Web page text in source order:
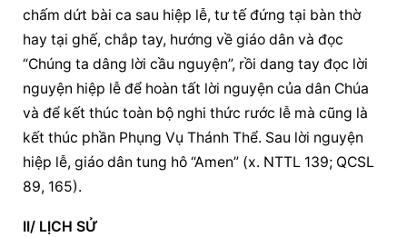
chấm dứt bài ca sau hiệp lễ, tư tế đứng tại bàn thờ
hay tại ghế, chắp tay, hướng về giáo dân và đọc
“Chúng ta dâng lời cầu nguyện”, rồi dang tay đọc lời
nguyện hiệp lễ để hoàn tất lời nguyện của dân Chúa
và để kết thúc toàn bộ nghi thức rước lễ mà cũng là
kết thúc phần Phụng Vụ Thánh Thể. Sau lời nguyện
hiệp lễ, giáo dân tung hô “Amen” (x. NTTL 139; QCSL
89, 165).
II/ LỊCH SỬ